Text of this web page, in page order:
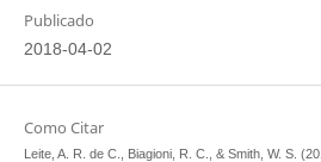
Publicado
2018-04-02
Como Citar
Leite, A. R. de C., Biagioni, R. C., & Smith, W. S.